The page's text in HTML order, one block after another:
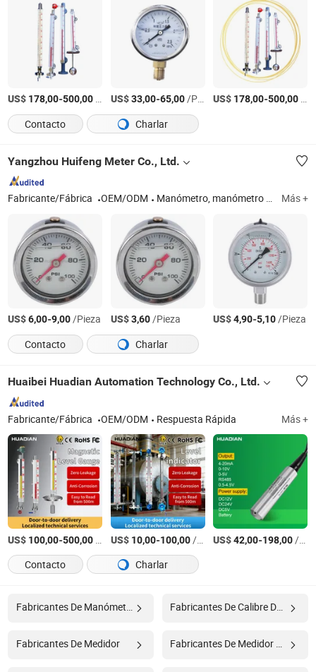
US$ 178,00-500,00 US$33,00-65,00/Pieza US$ 178,00-500,00
Contacto
Charlar
Yangzhou Huifeng Meter Co., Ltd.
Fabricante/Fábrica OEM/ODM Manómetro, manómetro lleno de aceite, manómetro lleno de líquido, manómetro de presión de neumáticos, manómetro de presión de refrigeración Más +
US$6,00-9,00/Pieza US$3,60/Pieza US$4,90-5,10/Pieza
Contacto
Charlar
Huaibei Huadian Automation Technology Co., Ltd.
Fabricante/Fábrica OEM/ODM Respuesta Rápida Más +
US$ 100,00-500,00 US$ 10,00-100,00/Pieza US$42,00-198,00/Pieza
Contacto
Charlar
Fabricantes De Calibre De Acero Inoxidable
Fabricantes De Medidor